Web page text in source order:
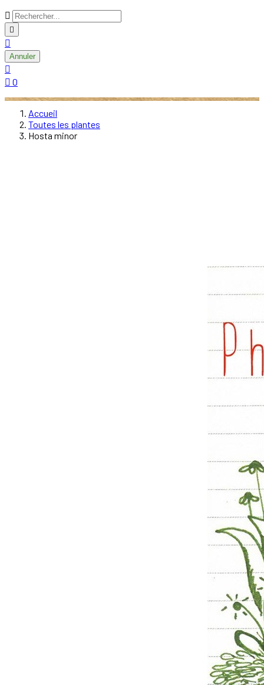



Annuler

 0
Accueil
Toutes les plantes
Hosta minor